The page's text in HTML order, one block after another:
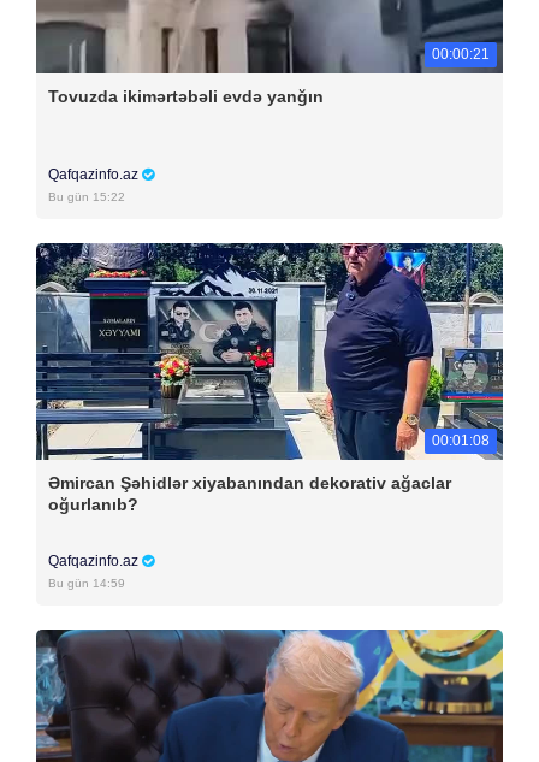
00:00:21
Tovuzda ikimərtəbəli evdə yanğın
Qafqazinfo.az
Bu gün 15:22
00:01:08
Əmircan Şəhidlər xiyabanından dekorativ ağaclar
oğurlanıb?
Qafqazinfo.az
Bu gün 14:59